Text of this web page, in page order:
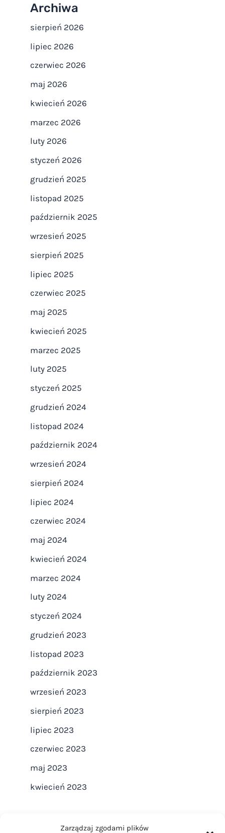
Zarządzaj zgodami plików
Archiwa
sierpień 2026
lipiec 2026
czerwiec 2026
maj 2026
kwiecień 2026
marzec 2026
luty 2026
styczeń 2026
grudzień 2025
listopad 2025
październik 2025
wrzesień 2025
sierpień 2025
lipiec 2025
czerwiec 2025
maj 2025
kwiecień 2025
marzec 2025
luty 2025
styczeń 2025
grudzień 2024
listopad 2024
październik 2024
wrzesień 2024
sierpień 2024
lipiec 2024
czerwiec 2024
maj 2024
kwiecień 2024
marzec 2024
luty 2024
styczeń 2024
grudzień 2023
listopad 2023
październik 2023
wrzesień 2023
sierpień 2023
lipiec 2023
czerwiec 2023
maj 2023
kwiecień 2023